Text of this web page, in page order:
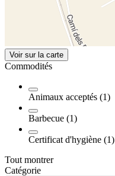
Voir sur la carte
Commodités
Animaux acceptés (1)
Barbecue (1)
Certificat d'hygiène (1)
Tout montrer
Catégorie